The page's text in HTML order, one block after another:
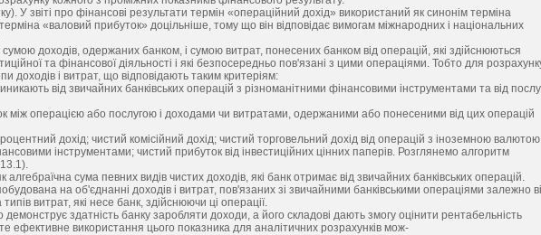
У звіті про фінансові результати термін «операційний дохід» використаний як синонім терміна
«валовий прибуток» доцільніше, тому що він відповідає вимогам міжнародних і національних
доходів, одержаних банком, і сумою витрат, понесених банком від операцій, які здійснюються
та фінансової діяльності і які безпосередньо пов'язані з цими операціями. Тобто для
доходів і витрат, що відповідають таким критеріям:
від звичайних банківських операцій з різноманітними фінансовими інструментами та від
між операцією або послугою і доходами чи витратами, одержаними або понесеними від цих операцій
дохід; чистий комісійний дохід; чистий торговельний дохід від операцій з іноземною
інструментами; чистий прибуток від інвестиційних цінних паперів. Розглянемо алгоритм
сума певних видів чистих доходів, які банк отримає від звичайних банківських операцій.
на об'єднанні доходів і витрат, пов'язаних зі звичайними банківськими операціями залежно
витрат, які несе банк, здійснюючи ці операції.
демонструє здатність банку заробляти доходи, а його складові дають змогу оцінити рентабельність
ефективне використання цього показника для аналітичних розрахунків мож-